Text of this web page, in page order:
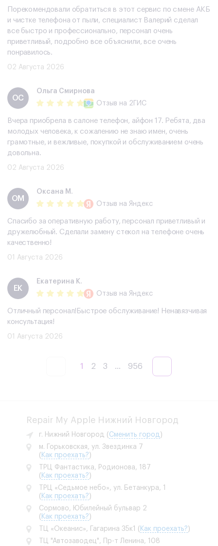
Порекомендовали обратиться в этот сервис по смене АКБ
и чистке телефона от пыли, специалист Валерий сделал
все быстро и профессионально, персонал очень
приветливый, подробно все объяснили, все очень
понравилось.
02 Августа 2026
ОС
Ольга Смирнова
Отзыв на 2ГИС
Вчера приобрела в салоне телефон, айфон 17. Ребята, два
молодых человека, к сожалению не знаю имен, очень
грамотные, и вежливые, покупкой и обслуживанием очень
довольна.
02 Августа 2026
ОМ
Оксана М.
Отзыв на Яндекс
Спасибо за оперативную работу, персонал приветливый и
дружелюбный. Сделали замену стекол на телефоне очень
качественно!
01 Августа 2026
ЕК
Екатерина К.
Отзыв на Яндекс
Отличный персонал!Быстрое обслуживание! Ненавязчивая
консультация!
01 Августа 2026
1 2 3 ... 956
Repair My Apple Нижний Новгород
г. Нижний Новгород ( Сменить город )
м. Горьковская, ул. Звездинка 7
( Как проехать? )
ТРЦ Фантастика, Родионова, 187
( Как проехать? )
ТРЦ «Седьмое небо», ул. Бетанкура, 1
( Как проехать? )
Сормово, Юбилейный бульвар 2
( Как проехать? )
ТЦ «Океанис», Гагарина 35к1
( Как проехать? )
ТЦ "Автозаводец", Пр-т Ленина, 108